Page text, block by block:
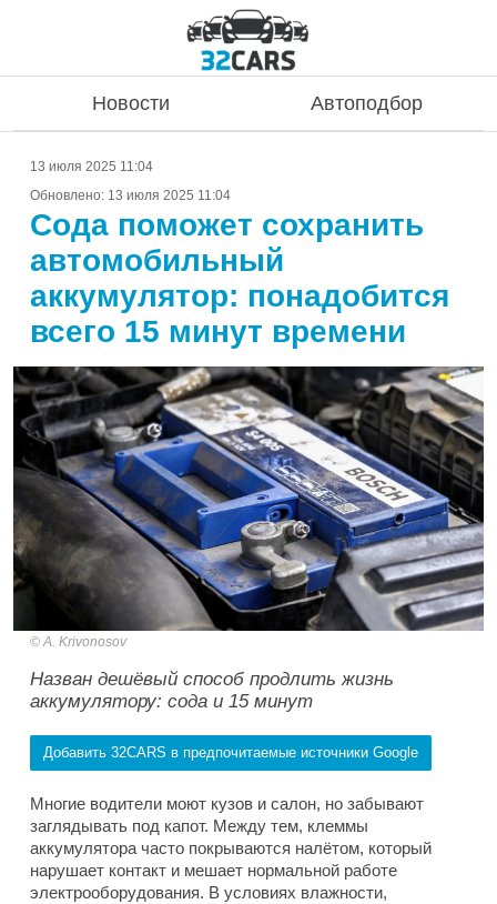
Новости Автоподбор
13 июля 2025 11:04
Обновлено: 13 июля 2025 11:04
Сода поможет сохранить
автомобильный
аккумулятор: понадобится
всего 15 минут времени
A. Krivonosov
Назван дешёвый способ продлить жизнь
аккумулятору: сода и 15 минут
Добавить 32CARS в предпочитаемые источники Google
Многие водители моют кузов и салон, но забывают
заглядывать под капот. Между тем, клеммы
аккумулятора часто покрываются налётом, который
нарушает контакт и мешает нормальной работе
электрооборудования. В условиях влажности,